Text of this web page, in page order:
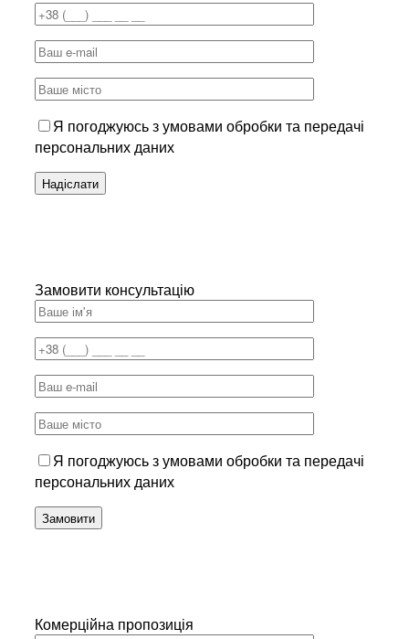
Я погоджуюсь з умовами обробки та передачі
персональних даних
Замовити консультацію
Я погоджуюсь з умовами обробки та передачі
персональних даних
Комерційна пропозиція